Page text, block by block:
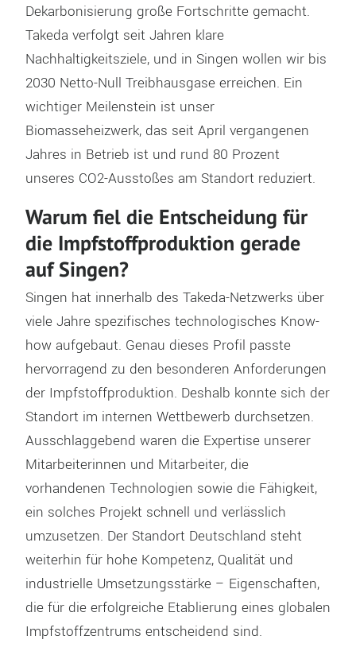
Dekarbonisierung große Fortschritte gemacht.
Takeda verfolgt seit Jahren klare
Nachhaltigkeitsziele, und in Singen wollen wir bis
2030 Netto-Null Treibhausgase erreichen. Ein
wichtiger Meilenstein ist unser
Biomasseheizwerk, das seit April vergangenen
Jahres in Betrieb ist und rund 80 Prozent
unseres CO2-Ausstoßes am Standort reduziert.
Warum fiel die Entscheidung für
die Impfstoffproduktion gerade
auf Singen?
Singen hat innerhalb des Takeda-Netzwerks über
viele Jahre spezifisches technologisches Know-
how aufgebaut. Genau dieses Profil passte
hervorragend zu den besonderen Anforderungen
der Impfstoffproduktion. Deshalb konnte sich der
Standort im internen Wettbewerb durchsetzen.
Ausschlaggebend waren die Expertise unserer
Mitarbeiterinnen und Mitarbeiter, die
vorhandenen Technologien sowie die Fähigkeit,
ein solches Projekt schnell und verlässlich
umzusetzen. Der Standort Deutschland steht
weiterhin für hohe Kompetenz, Qualität und
industrielle Umsetzungsstärke – Eigenschaften,
die für die erfolgreiche Etablierung eines globalen
Impfstoffzentrums entscheidend sind.